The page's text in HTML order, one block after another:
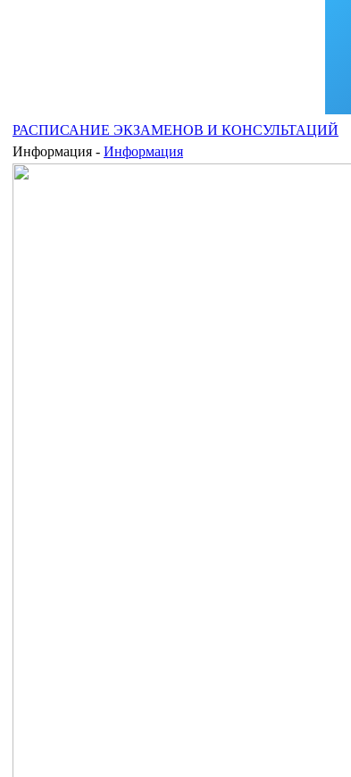
РАСПИСАНИЕ ЭКЗАМЕНОВ И КОНСУЛЬТАЦИЙ
Информация - Информация